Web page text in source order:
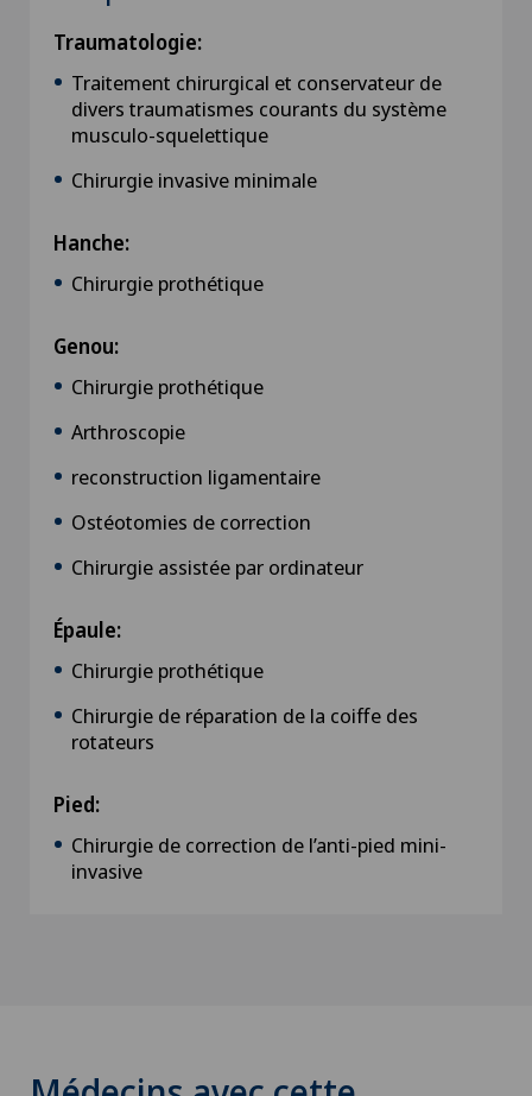
Traumatologie:
Traitement chirurgical et conservateur de
divers traumatismes courants du système
musculo-squelettique
Chirurgie invasive minimale
Hanche:
Chirurgie prothétique
Genou:
Chirurgie prothétique
Arthroscopie
reconstruction ligamentaire
Ostéotomies de correction
Chirurgie assistée par ordinateur
Épaule:
Chirurgie prothétique
Chirurgie de réparation de la coiffe des
rotateurs
Pied:
Chirurgie de correction de l’anti-pied mini-
invasive